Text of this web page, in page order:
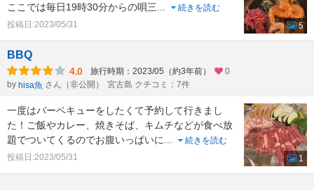
ここでは毎日19時30分からの唄三
続きを読む
投稿日:2023/05/31
5
BBQ
4.0 旅行時期：2023/05（約3年前）
0
by hisa魚 さん（非公開） 宮古島 クチコミ：7件
一度はバーベキューをしたくて予約して行きまし
た！ご飯やカレー、焼きそば、キムチなどが食べ放
題でついてくるのでお腹いっぱいに
続きを読む
投稿日:2023/05/31
1